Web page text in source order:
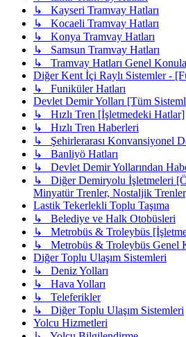
↳ Kayseri Tramvay Hatları
↳ Kocaeli Tramvay Hatları
↳ Konya Tramvay Hatları
↳ Samsun Tramvay Hatları
↳ Tramvay Hatları Genel
Diğer Kent İçi Raylı Sistemler -
↳ Funiküler Hatları
Devlet Demir Yolları [Tüm
↳ Hızlı Tren [İşletmedeki Hatlar]
↳ Hızlı Tren Haberleri
↳ Şehirlerarası Konvansiyonel
↳ Banliyö Hatları
↳ Devlet Demir Yollarından
↳ Diğer Demiryolu İşletmeleri
Minyatür Trenler, Nostaljik
Lastik Tekerlekli Toplu Taşıma
↳ Belediye ve Halk Otobüsleri
↳ Metrobüs & Troleybüs
↳ Metrobüs & Troleybüs Genel
Diğer Toplu Ulaşım Sistemleri
↳ Deniz Yolları
↳ Hava Yolları
↳ Teleferikler
↳ Diğer Toplu Ulaşım Sistemleri
Yolcu Hizmetleri